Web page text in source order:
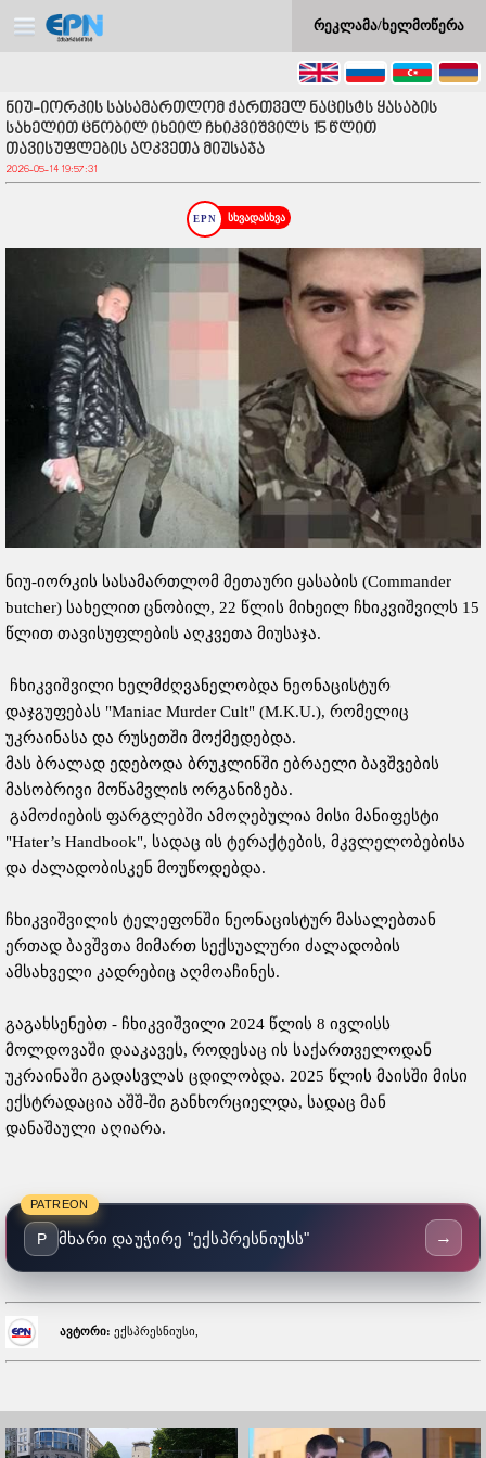
რეკლამა/ხელმოწერა
ნიუ-იორკის სასამართლომ ქართველ ნაცისტს ყასაბის
სახელით ცნობილ იხეილ ჩხიკვიშვილს 15 წლით
თავისუფლების აღკვეთა მიუსაჯა
2026-05-14 19:57:31
სხვადასხვა
ნიუ-იორკის სასამართლომ მეთაური ყასაბის (Commander
butcher) სახელით ცნობილ, 22 წლის მიხეილ ჩხიკვიშვილს 15
წლით თავისუფლების აღკვეთა მიუსაჯა.
ჩხიკვიშვილი ხელმძღვანელობდა ნეონაცისტურ
დაჯგუფებას "Maniac Murder Cult" (M.K.U.), რომელიც
უკრაინასა და რუსეთში მოქმედებდა.
მას ბრალად ედებოდა ბრუკლინში ებრაელი ბავშვების
მასობრივი მოწამვლის ორგანიზება.
გამოძიების ფარგლებში ამოღებულია მისი მანიფესტი
"Hater’s Handbook", სადაც ის ტერაქტების, მკვლელობებისა
და ძალადობისკენ მოუწოდებდა.
ჩხიკვიშვილის ტელეფონში ნეონაცისტურ მასალებთან
ერთად ბავშვთა მიმართ სექსუალური ძალადობის
ამსახველი კადრებიც აღმოაჩინეს.
გაგახსენებთ - ჩხიკვიშვილი 2024 წლის 8 ივლისს
მოლდოვაში დააკავეს, როდესაც ის საქართველოდან
უკრაინაში გადასვლას ცდილობდა. 2025 წლის მაისში მისი
ექსტრადაცია აშშ-ში განხორციელდა, სადაც მან
დანაშაული აღიარა.
PATREON
P მხარი დაუჭირე "ექსპრესნიუსს" →
ავტორი: ექსპრესნიუსი,